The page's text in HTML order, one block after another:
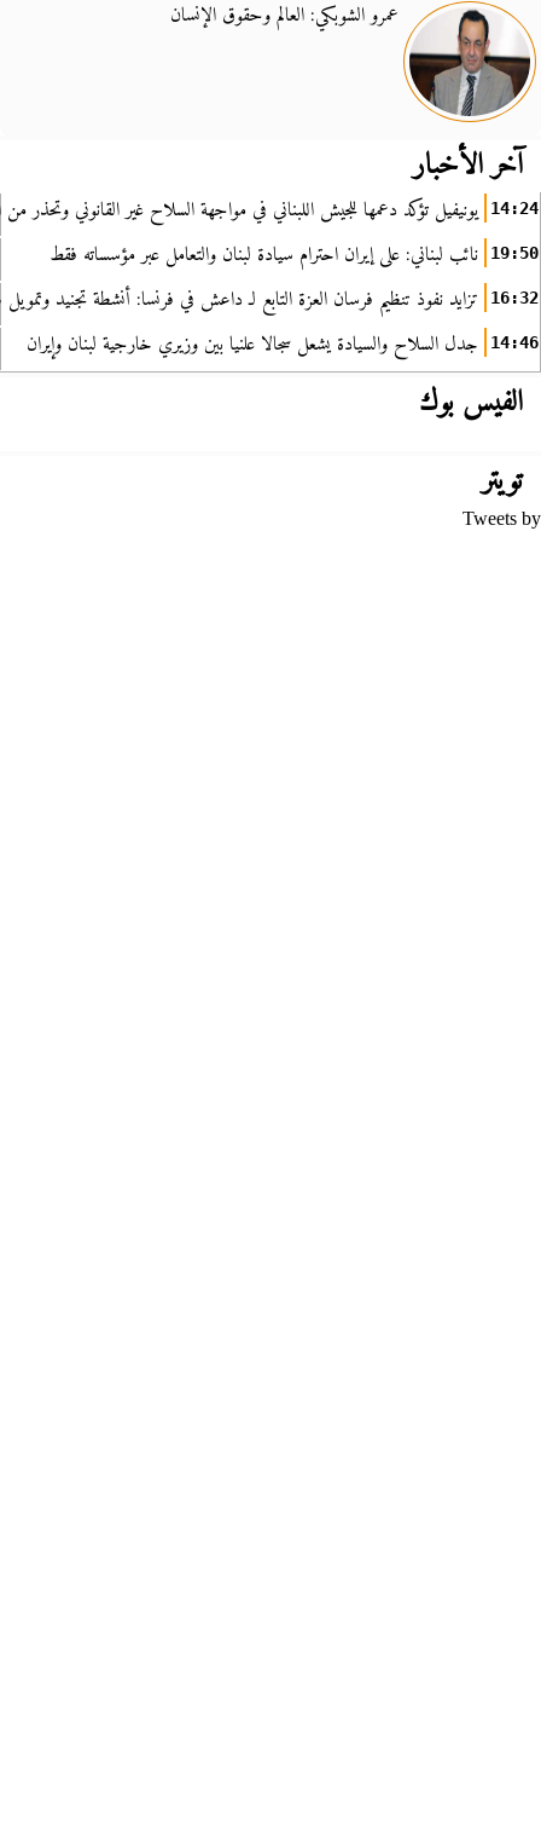
عمرو الشوبكي: العالم وحقوق الإنسان
آخر الأخبار
14:24 يونيفيل تؤكد دعمها للجيش اللبناني في مواجهة السلاح غير القانوني وتحذر من
19:50 نائب لبناني: على إيران احترام سيادة لبنان والتعامل عبر مؤسساته فقط
16:32 تزايد نفوذ تنظيم فرسان العزة التابع لـ داعش في فرنسا: أنشطة تجنيد
14:46 جدل السلاح والسيادة يشعل سجالا علنيا بين وزيري خارجية لبنان وإيران
الفيس بوك
تويتر
Tweets by